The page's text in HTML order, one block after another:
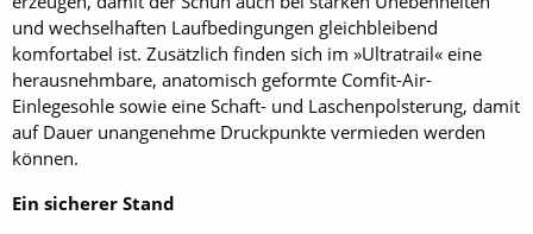
und wechselhaften Laufbedingungen gleichbleibend
komfortabel ist. Zusätzlich finden sich im »Ultratrail« eine
herausnehmbare, anatomisch geformte Comfit-Air-
Einlegesohle sowie eine Schaft- und Laschenpolsterung, damit
auf Dauer unangenehme Druckpunkte vermieden werden
können.
Ein sicherer Stand